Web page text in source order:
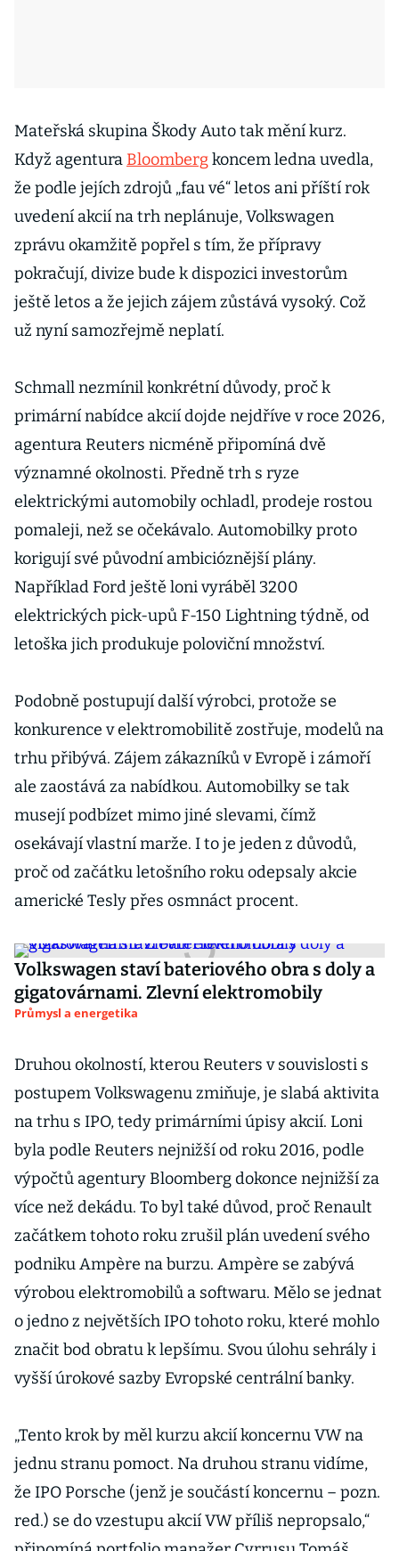
Mateřská skupina Škody Auto tak mění kurz.
Když agentura Bloombergkoncem ledna uvedla,
že podle jejích zdrojů „fau vé“ letos ani příští rok
uvedení akcií na trh neplánuje, Volkswagen
zprávu okamžitě popřel s tím, že přípravy
pokračují, divize bude k dispozici investorům
ještě letos a že jejich zájem zůstává vysoký. Což
už nyní samozřejmě neplatí.
Schmall nezmínil konkrétní důvody, proč k
primární nabídce akcií dojde nejdříve v roce 2026,
agentura Reuters nicméně připomíná dvě
významné okolnosti. Předně trh s ryze
elektrickými automobily ochladl, prodeje rostou
pomaleji, než se očekávalo. Automobilky proto
korigují své původní ambicióznější plány.
Například Ford ještě loni vyráběl 3200
elektrických pick-upů F-150 Lightning týdně, od
letoška jich produkuje poloviční množství.
Podobně postupují další výrobci, protože se
konkurence v elektromobilitě zostřuje, modelů na
trhu přibývá. Zájem zákazníků v Evropě i zámoří
ale zaostává za nabídkou. Automobilky se tak
musejí podbízet mimo jiné slevami, čímž
osekávají vlastní marže. I to je jeden z důvodů,
proč od začátku letošního roku odepsaly akcie
americké Tesly přes osmnáct procent.
Volkswagen staví bateriového obra s doly a
gigatovárnami. Zlevní elektromobily
Průmysl a energetika
Druhou okolností, kterou Reuters v souvislosti s
postupem Volkswagenu zmiňuje, je slabá aktivita
na trhu s IPO, tedy primárními úpisy akcií. Loni
byla podle Reuters nejnižší od roku 2016, podle
výpočtů agentury Bloomberg dokonce nejnižší za
více než dekádu. To byl také důvod, proč Renault
začátkem tohoto roku zrušil plán uvedení svého
podniku Ampère na burzu. Ampère se zabývá
výrobou elektromobilů a softwaru. Mělo se jednat
o jedno z největších IPO tohoto roku, které mohlo
značit bod obratu k lepšímu. Svou úlohu sehrály i
vyšší úrokové sazby Evropské centrální banky.
„Tento krok by měl kurzu akcií koncernu VW na
jednu stranu pomoct. Na druhou stranu vidíme,
že IPO Porsche (jenž je součástí koncernu – pozn.
red.) se do vzestupu akcií VW příliš nepropsalo,“